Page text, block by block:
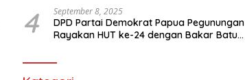
4 September 8, 2025
DPD Partai Demokrat Papua Pegunungan
Rayakan HUT ke-24 dengan Bakar Batu